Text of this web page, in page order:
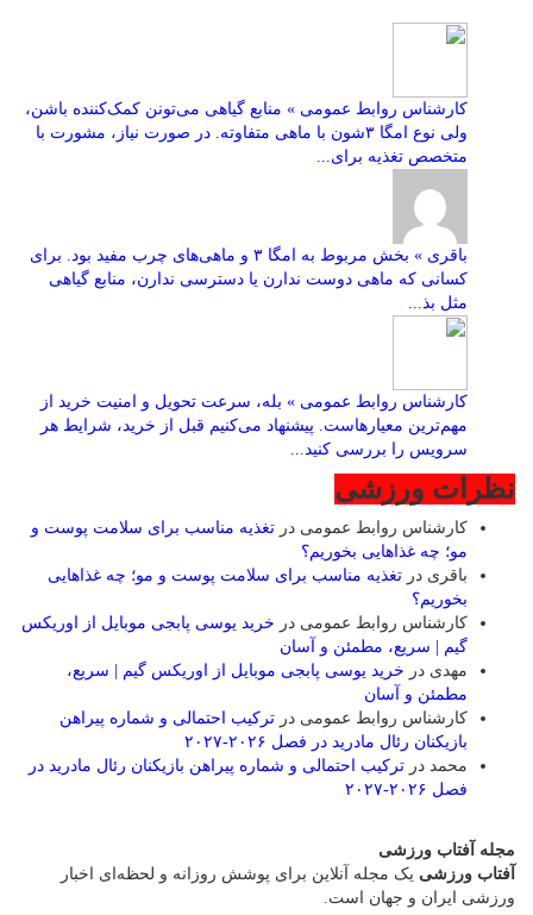
کارشناس روابط عمومی » منابع گیاهی می‌تونن کمک‌کننده باشن،
ولی نوع امگا ۳شون با ماهی متفاوته. در صورت نیاز، مشورت با
متخصص تغذیه برای...
باقری » بخش مربوط به امگا ۳ و ماهی‌های چرب مفید بود. برای
کسانی که ماهی دوست ندارن یا دسترسی ندارن، منابع گیاهی
مثل بذ...
کارشناس روابط عمومی » بله، سرعت تحویل و امنیت خرید از
مهم‌ترین معیارهاست. پیشنهاد می‌کنیم قبل از خرید، شرایط هر
سرویس را بررسی کنید...
نظرات ورزشی
کارشناس روابط عمومی در تغذیه مناسب برای سلامت پوست و
مو؛ چه غذاهایی بخوریم؟
باقری در تغذیه مناسب برای سلامت پوست و مو؛ چه غذاهایی
بخوریم؟
کارشناس روابط عمومی در خرید یوسی پابجی موبایل از اوریکس
گیم | سریع، مطمئن و آسان
مهدی در خرید یوسی پابجی موبایل از اوریکس گیم | سریع،
مطمئن و آسان
کارشناس روابط عمومی در ترکیب احتمالی و شماره پیراهن
بازیکنان رئال مادرید در فصل ۲۰۲۶-۲۰۲۷
محمد در ترکیب احتمالی و شماره پیراهن بازیکنان رئال مادرید در
فصل ۲۰۲۶-۲۰۲۷
مجله آفتاب ورزشی
آفتاب ورزشی یک مجله آنلاین برای پوشش روزانه و لحظه‌ای اخبار
ورزشی ایران و جهان است.